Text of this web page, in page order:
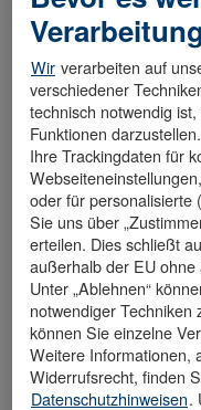
Become a part of
will find all current
We are looking forward
Job offers in UK
We deliver future-proof
Wir verarbeiten auf
verschiedener
technisch notwendig
Funktionen
Ihre Trackingdaten für
oder für personalisierte
Sie uns über
erteilen. Dies schließt
außerhalb der EU ohne
Unter „Ablehnen“
notwendiger Techniken
können Sie einzelne
Weitere Informationen,
Widerrufsrecht, finden
Datenschutzhinweisen